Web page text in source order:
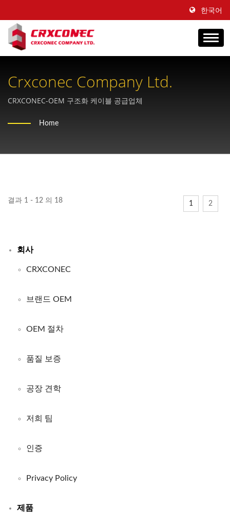
한국어
Crxconec Company Ltd.
CRXCONEC-OEM 구조화 케이블 공급업체
Home
결과 1 - 12 의 18 1 2
회사
CRXCONEC
브랜드 OEM
OEM 절차
품질 보증
공장 견학
저희 팀
인증
Privacy Policy
제품